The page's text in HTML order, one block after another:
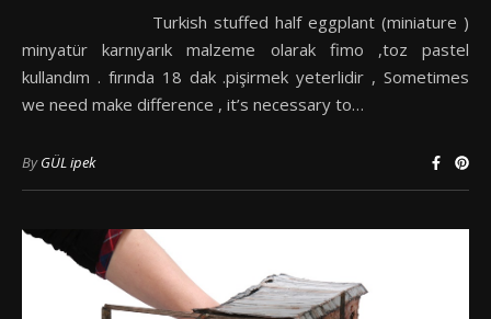
Turkish stuffed half eggplant (miniature )
minyatür karnıyarık malzeme olarak fimo ,toz pastel
kullandım . fırında 18 dak .pişirmek yeterlidir , Sometimes
we need make difference , it’s necessary to…
ByGÜL ipek